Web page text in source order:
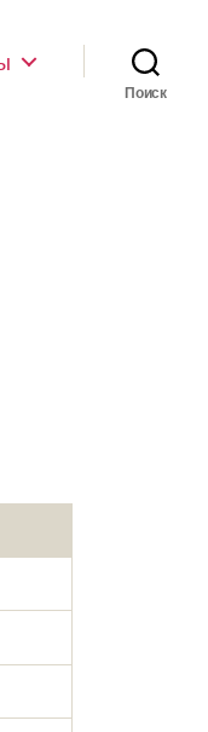
Поиск